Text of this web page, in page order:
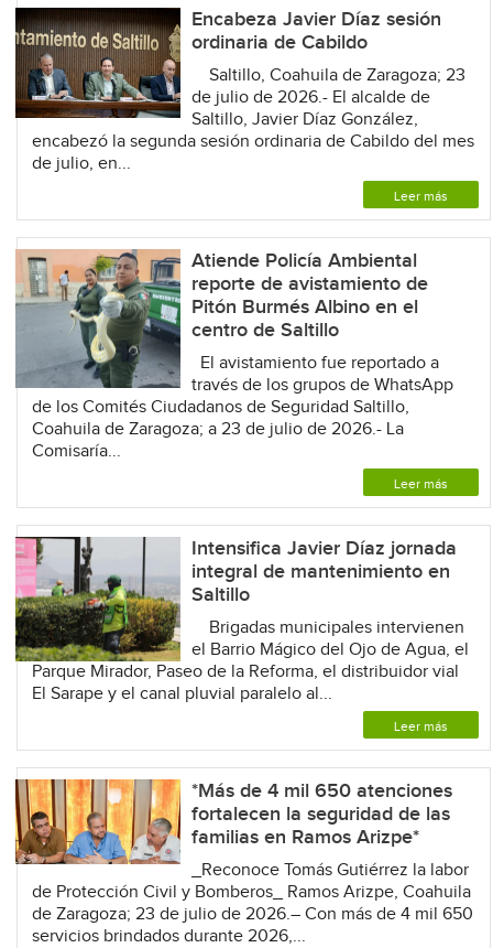
Encabeza Javier Díaz sesión
ordinaria de Cabildo
Saltillo, Coahuila de Zaragoza; 23
de julio de 2026.- El alcalde de
Saltillo, Javier Díaz González,
encabezó la segunda sesión ordinaria de Cabildo del mes
de julio, en...
Leer más
Atiende Policía Ambiental
reporte de avistamiento de
Pitón Burmés Albino en el
centro de Saltillo
El avistamiento fue reportado a
través de los grupos de WhatsApp
de los Comités Ciudadanos de Seguridad Saltillo,
Coahuila de Zaragoza; a 23 de julio de 2026.- La
Comisaría...
Leer más
Intensifica Javier Díaz jornada
integral de mantenimiento en
Saltillo
Brigadas municipales intervienen
el Barrio Mágico del Ojo de Agua, el
Parque Mirador, Paseo de la Reforma, el distribuidor vial
El Sarape y el canal pluvial paralelo al...
Leer más
*Más de 4 mil 650 atenciones
fortalecen la seguridad de las
familias en Ramos Arizpe*
_Reconoce Tomás Gutiérrez la labor
de Protección Civil y Bomberos_ Ramos Arizpe, Coahuila
de Zaragoza; 23 de julio de 2026.– Con más de 4 mil 650
servicios brindados durante 2026,...